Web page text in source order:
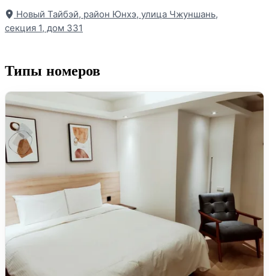
Новый Тайбэй, район Юнхэ, улица Чжуншань,
секция 1, дом 331
Типы номеров